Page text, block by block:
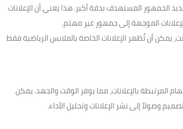
الجمهور المستهدف بدقة أكبر. هذا يعني أن الإعلانات
الموجهة إلى جمهور غير مهتم.
يمكن أن تُظهر الإعلانات الخاصة بالملابس الرياضية فقط
المرتبطة بالإعلانات، مما يوفر الوقت والجهد. يمكن
وصولاً إلى نشر الإعلانات وتحليل الأداء.